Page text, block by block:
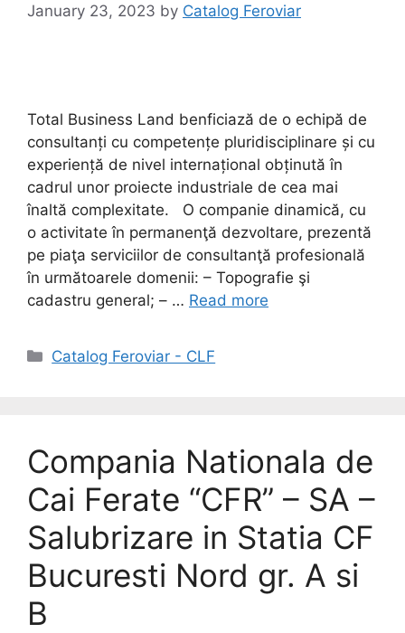
January 23, 2023 by Catalog Feroviar
Total Business Land benficiază de o echipă de
consultanți cu competențe pluridisciplinare și cu
experiență de nivel internațional obținută în
cadrul unor proiecte industriale de cea mai
înaltă complexitate. O companie dinamică, cu
o activitate în permanenţă dezvoltare, prezentă
pe piaţa serviciilor de consultanţă profesională
în următoarele domenii: – Topografie şi
cadastru general; – … Read more
Catalog Feroviar - CLF
Compania Nationala de
Cai Ferate “CFR” – SA –
Salubrizare in Statia CF
Bucuresti Nord gr. A si
B